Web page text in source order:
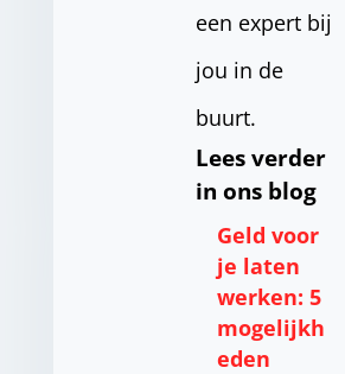
een expert bij
jou in de
buurt.
Lees verder
in ons blog
Geld voor
je laten
werken: 5
mogelijkh
eden